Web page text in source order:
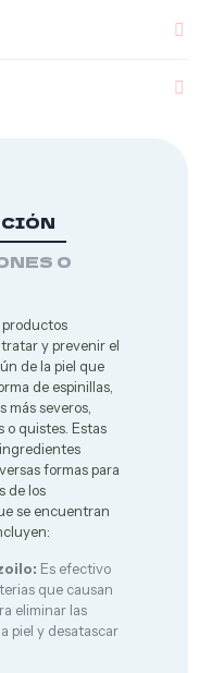
0
productos
y prevenir el
de la piel que
de espinillas,
más severos,
o quistes. Estas
formas para
de los
se encuentran
Es efectivo
que causan
eliminar las
piel y desatascar